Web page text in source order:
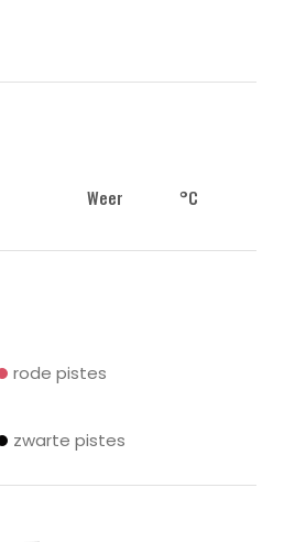
Weer °C
rode pistes
zwarte pistes